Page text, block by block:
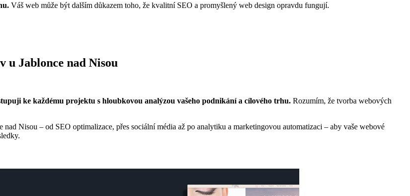
Váš web může být dalším důkazem toho, že kvalitní SEO a promyšlený web design opravdu fungují.
u Jablonce nad Nisou
ke každému projektu s hloubkovou analýzou vašeho podnikání a cílového trhu. Rozumím, že tvorba webových
Nisou – od SEO optimalizace, přes sociální média až po analytiku a marketingovou automatizaci – aby vaše webové